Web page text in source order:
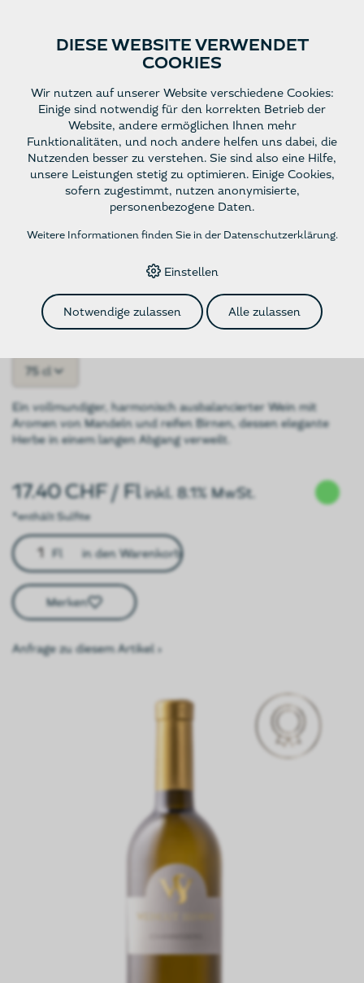
Deutsch
HOME E-SHOP WEISSWEIN
JOHANNISBERG 75CL -
AOC VALAIS - JG 2024
Johannisberg 75cl - AOC
Valais - JG 2024
gehaltvoll, komplex, harmonisch
75 cl
Ein vollmundiger, harmonisch ausbalancierter Wein mit
Aromen von Mandeln und reifen Birnen, dessen elegante
Herbe in einem langen Abgang verweilt.
17.40CHF/ Flinkl. 8.1% MwSt.
*enthält Sulfite
Fl in den Warenkorb
Merken
Anfrage zu diesem Artikel ›
DIESE WEBSITE VERWENDET
COOKIES
Wir nutzen auf unserer Website verschiedene Cookies:
Einige sind notwendig für den korrekten Betrieb der
Website, andere ermöglichen Ihnen mehr
Funktionalitäten, und noch andere helfen uns dabei, die
Nutzenden besser zu verstehen. Sie sind also eine Hilfe,
unsere Leistungen stetig zu optimieren. Einige Cookies,
sofern zugestimmt, nutzen anonymisierte,
personenbezogene Daten.
Weitere Informationen finden Sie in der Datenschutzerklärung.
Einstellen
Notwendige zulassen Alle zulassen